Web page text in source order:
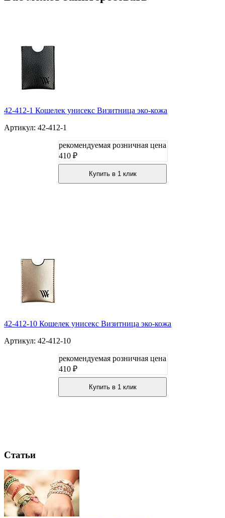
42-412-1 Кошелек унисекс Визитница эко-кожа
Артикул: 42-412-1
рекомендуемая розничная цена
410 ₽
Купить в 1 клик
42-412-10 Кошелек унисекс Визитница эко-кожа
Артикул: 42-412-10
рекомендуемая розничная цена
410 ₽
Купить в 1 клик
Статьи